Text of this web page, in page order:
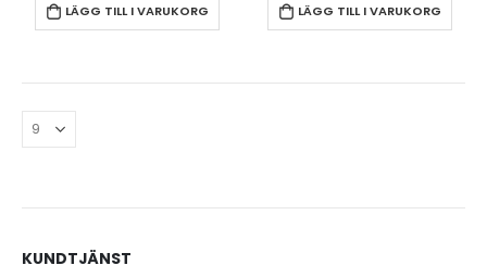
LÄGG TILL I VARUKORG LÄGG TILL I VARUKORG
KUNDTJÄNST